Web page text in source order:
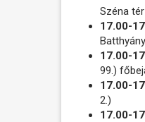
Széna
17.00-
17.00-
99.)
17.00-
2.)
17.00-